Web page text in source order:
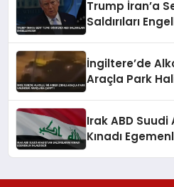
Trump İran’a
Saldırıları
İngiltere’de
Araçla Park
Irak ABD Suudi
Kınadı